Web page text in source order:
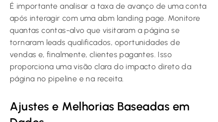
É importante analisar a taxa de avanço de uma conta
após interagir com uma abm landing page. Monitore
quantas contas-alvo que visitaram a página se
tornaram leads qualificados, oportunidades de
vendas e, finalmente, clientes pagantes. Isso
proporciona uma visão clara do impacto direto da
página no pipeline e na receita.
Ajustes e Melhorias Baseadas em